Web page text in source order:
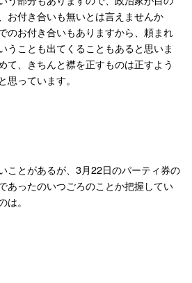
お付き合いも無いとは言えませんか
のお付き合いもありますから、頼まれ
うことも出てくることもあると思いま
て、きちんと襟を正すものは正すよう
っています。
ことがあるが、3月22日のパーティ券の
あったのいつごろのことか把握してい
。